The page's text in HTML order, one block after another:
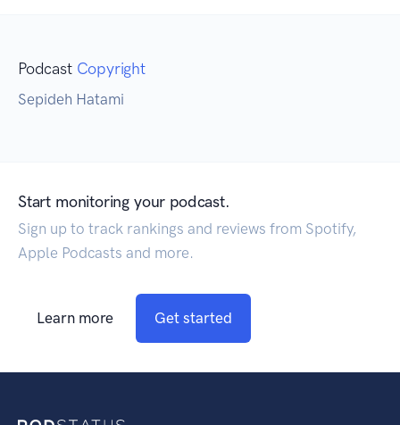
Podcast Copyright
Sepideh Hatami
Start monitoring your podcast.
Sign up to track rankings and reviews from Spotify,
Apple Podcasts and more.
Learn more Get started